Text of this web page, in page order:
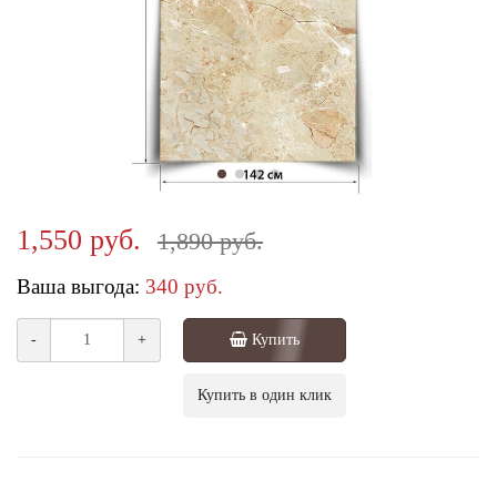
1,550 руб. 1,890 руб.
Ваша выгода: 340 руб.
- + Купить
Купить в один клик